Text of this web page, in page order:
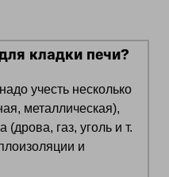
кладки печи?
учесть несколько
металлическая),
газ, уголь и т.
и